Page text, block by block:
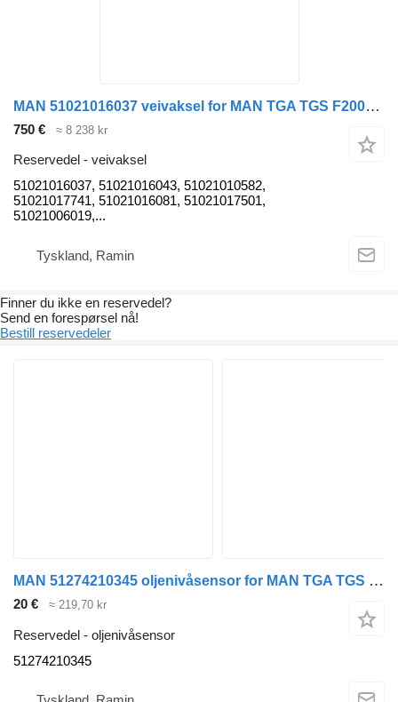
MAN 51021016037 veivaksel for MAN TGA TGS F2000 buss
750 € ≈ 8 238 kr
Reservedel - veivaksel
51021016037, 51021016043, 51021010582,
51021017741, 51021016081, 51021017501,
51021006019,...
Tyskland, Ramin
Finner du ikke en reservedel?
Send en forespørsel nå!
Bestill reservedeler
MAN 51274210345 oljenivåsensor for MAN TGA TGS TGX buss
20 € ≈ 219,70 kr
Reservedel - oljenivåsensor
51274210345